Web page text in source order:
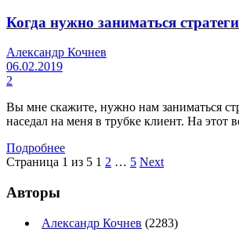
Когда нужно заниматься
Александр Кочнев
06.02.2019
2
Вы мне скажите, нужно нам заниматься
наседал на меня в трубке клиент. На этот
Подробнее
Страница 1 из 5 1 2 … 5 Next
Авторы
Александр Кочнев (2283)